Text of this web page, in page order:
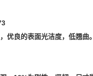
优良的表面光洁度，低翘曲。